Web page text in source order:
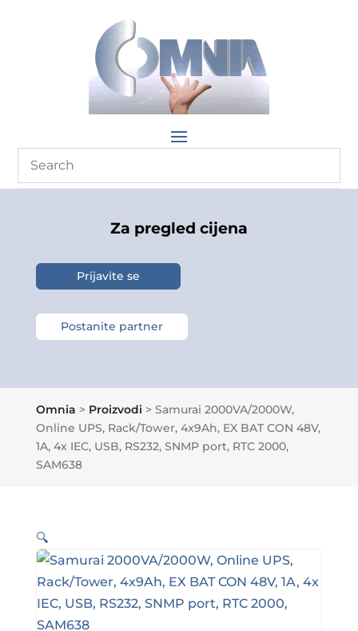
Za pregled cijena
Prijavite se
Postanite partner
Omnia > Proizvodi > Samurai 2000VA/2000W,
Online UPS, Rack/Tower, 4x9Ah, EX BAT CON 48V,
1A, 4x IEC, USB, RS232, SNMP port, RTC 2000,
SAM638
🔍